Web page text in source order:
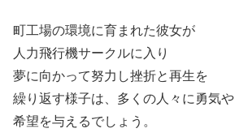
町工場の環境に育まれた彼女が
人力飛行機サークルに入り
夢に向かって努力し挫折と再生を
繰り返す様子は、多くの人々に勇気や
希望を与えるでしょう。